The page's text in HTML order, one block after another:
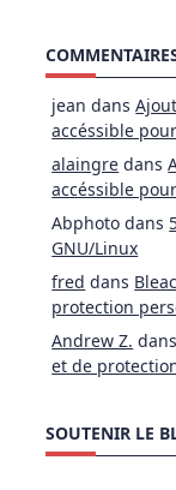
jean dans
accéssible
alaingre dans
accéssible
Abphoto dans
GNU/Linux
fred dans
protection
Andrew Z. dans
et de
SOUTENIR LE